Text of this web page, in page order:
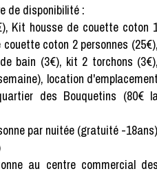
de disponibilité :
Kit housse de couette coton
coton 2 personnes
bain (3€), kit 2 torchons
location
des Bouquetins (80€
par nuitée (gratuité -18ans)
au centre commercial